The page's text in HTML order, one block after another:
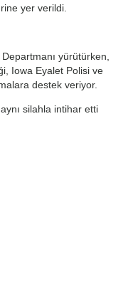
yer verildi.
yürütürken,
Iowa Eyalet Polisi ve
destek veriyor.
silahla intihar etti